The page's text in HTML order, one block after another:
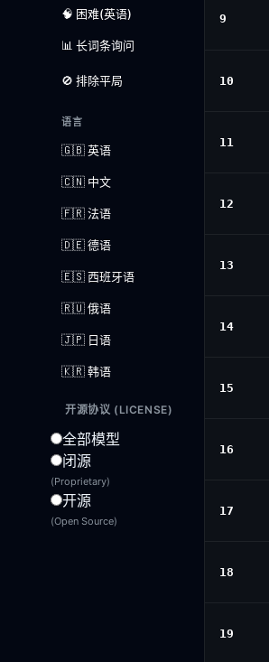
🧠 困难(英语)
📊 长词条询问
🚫 排除平局
语言
🇬🇧 英语
🇨🇳 中文
🇫🇷 法语
🇩🇪 德语
🇪🇸 西班牙语
🇷🇺 俄语
🇯🇵 日语
🇰🇷 韩语
开源协议 (LICENSE)
全部模型
闭源
(Proprietary)
开源
(Open Source)
9
10
11
12
13
14
15
16
17
18
19